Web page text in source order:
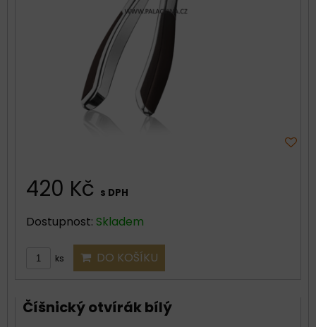
420 Kč s DPH
Dostupnost: Skladem
ks DO KOŠÍKU
Číšnický otvírák bílý